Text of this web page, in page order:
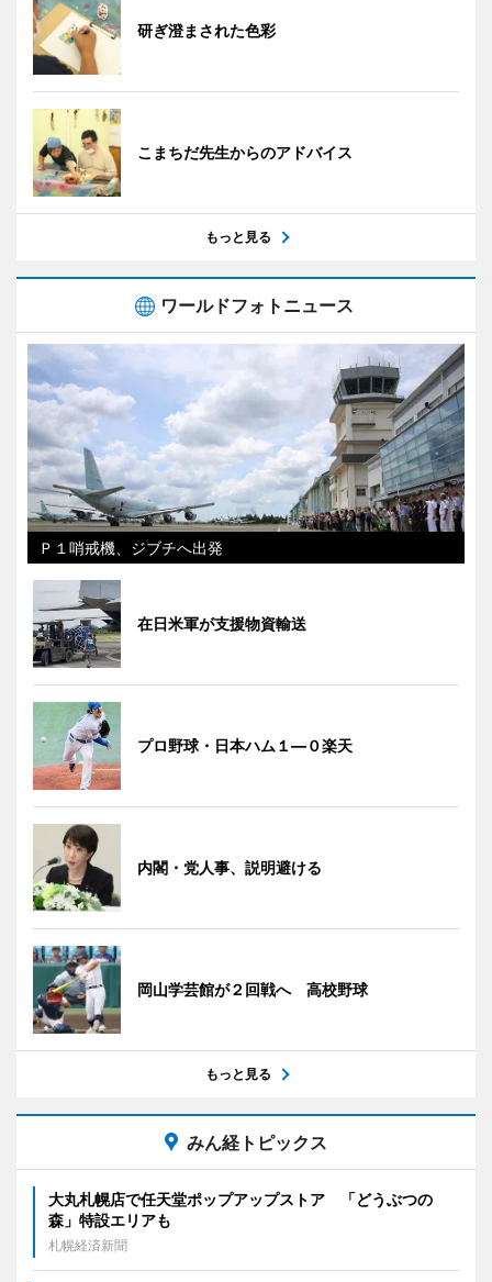
研ぎ澄まされた色彩
こまちだ先生からのアドバイス
もっと見る
ワールドフォトニュース
Ｐ１哨戒機、ジブチへ出発
在日米軍が支援物資輸送
プロ野球・日本ハム１―０楽天
内閣・党人事、説明避ける
岡山学芸館が２回戦へ 高校野球
もっと見る
みん経トピックス
大丸札幌店で任天堂ポップアップストア 「どうぶつの
森」特設エリアも
札幌経済新聞